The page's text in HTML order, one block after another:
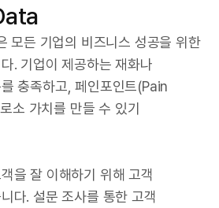
모든 기업의 비즈니스 성공을 위한
. 기업이 제공하는 재화나
충족하고, 페인포인트(Pain
소 가치를 만들 수 있기
을 잘 이해하기 위해 고객
다. 설문 조사를 통한 고객